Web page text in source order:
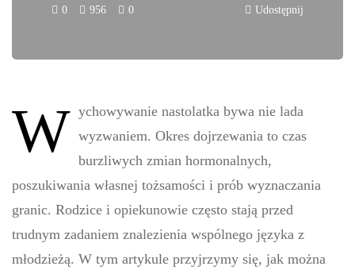
0 956 0 Udostępnij
W ychowywanie nastolatka bywa nie lada
wyzwaniem. Okres dojrzewania to czas
burzliwych zmian hormonalnych,
poszukiwania własnej tożsamości i prób wyznaczania
granic. Rodzice i opiekunowie często stają przed
trudnym zadaniem znalezienia wspólnego języka z
młodzieżą. W tym artykule przyjrzymy się, jak można